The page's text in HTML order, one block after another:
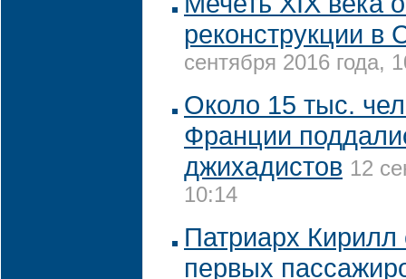
реконструкции
сентября 2016 года,
Около 15 тыс.
Франции
джихадистов 12
10:14
Патриарх Кирилл
первых